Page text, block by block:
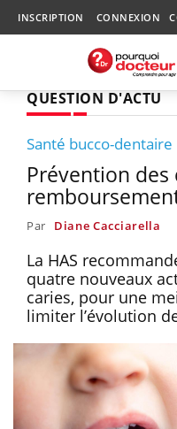
INSCRIPTION CONNEXION
QUESTION D'ACTU
Santé bucco-dentaire
Prévention des
Par Diane Cacciarella
La HAS
quatre nouveaux
caries, pour une
limiter l’évolution